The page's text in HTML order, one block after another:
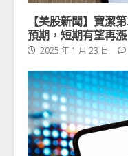
【美股新聞】寶潔
預期，短期有望再漲
2025 年 1 月 23 日